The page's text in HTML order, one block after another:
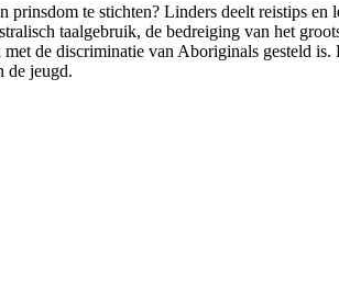
te stichten? Linders deelt reistips en
taalgebruik, de bedreiging van het
de discriminatie van Aboriginals gesteld is.
de jeugd.